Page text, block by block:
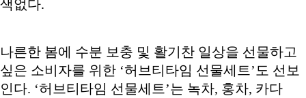
색없다.
나른한 봄에 수분 보충 및 활기찬 일상을 선물하고
싶은 소비자를 위한 ‘허브티타임 선물세트’도 선보
인다. ‘허브티타임 선물세트’는 녹차, 홍차, 카다